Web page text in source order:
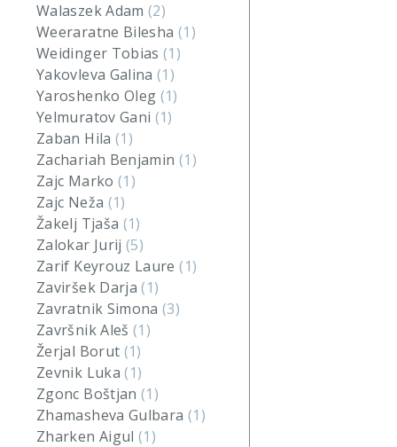
Walaszek Adam(2)
Weeraratne Bilesha (1)
Weidinger Tobias(1)
Yakovleva Galina(1)
Yaroshenko Oleg (1)
Yelmuratov Gani (1)
Zaban Hila (1)
Zachariah Benjamin (1)
Zajc Marko (1)
Zajc Neža (1)
Žakelj Tjaša (1)
Zalokar Jurij(5)
Zarif Keyrouz Laure(1)
Zaviršek Darja(1)
Zavratnik Simona(3)
Završnik Aleš(1)
Žerjal Borut (1)
Zevnik Luka(1)
Zgonc Boštjan(1)
Zhamasheva Gulbara (1)
Zharken Aigul(1)